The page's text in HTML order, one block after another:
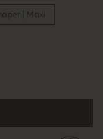
| Maxi